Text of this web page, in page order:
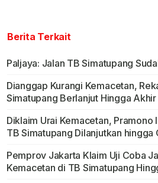
Berita Terkait
Paljaya: Jalan TB Simatupang
Dianggap Kurangi Kemacetan,
Simatupang Berlanjut Hingga
Diklaim Urai Kemacetan, Pramono
TB Simatupang Dilanjutkan hingga
Pemprov Jakarta Klaim Uji Coba
Kemacetan di TB Simatupang